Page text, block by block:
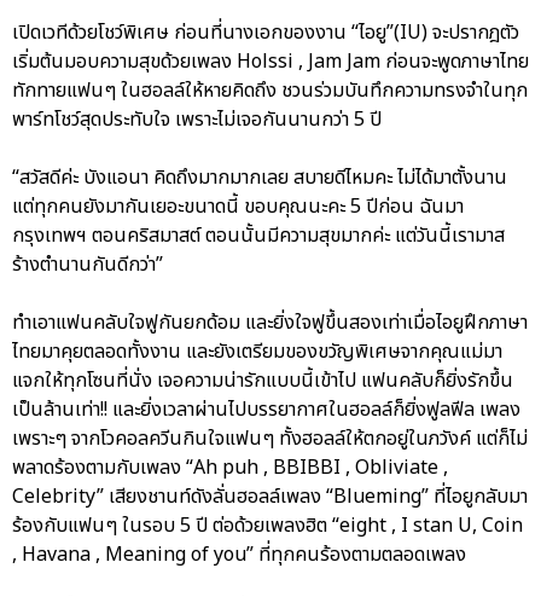
เปิดเวทีด้วยโชว์พิเศษ ก่อนที่นางเอกของงาน “ไอยู”(IU) จะปรากฎตัว
เริ่มต้นมอบความสุขด้วยเพลง Holssi , Jam Jam ก่อนจะพูดภาษาไทย
ทักทายแฟนๆ ในฮอลล์ให้หายคิดถึง ชวนร่วมบันทึกความทรงจำในทุก
พาร์ทโชว์สุดประทับใจ เพราะไม่เจอกันนานกว่า 5 ปี
“สวัสดีค่ะ บังแอนา คิดถึงมากมากเลย สบายดีไหมคะ ไม่ได้มาตั้งนาน
แต่ทุกคนยังมากันเยอะขนาดนี้ ขอบคุณนะคะ 5 ปีก่อน ฉันมา
กรุงเทพฯ ตอนคริสมาสต์ ตอนนั้นมีความสุขมากค่ะ แต่วันนี้เรามาส
ร้างตำนานกันดีกว่า”
ทำเอาแฟนคลับใจฟูกันยกด้อม และยิ่งใจฟูขึ้นสองเท่าเมื่อไอยูฝึกภาษา
ไทยมาคุยตลอดทั้งงาน และยังเตรียมของขวัญพิเศษจากคุณแม่มา
แจกให้ทุกโซนที่นั่ง เจอความน่ารักแบบนี้เข้าไป แฟนคลับก็ยิ่งรักขึ้น
เป็นล้านเท่า!! และยิ่งเวลาผ่านไปบรรยากาศในฮอลล์ก็ยิ่งฟูลฟีล เพลง
เพราะๆ จากโวคอลควีนกินใจแฟนๆ ทั้งฮอลล์ให้ตกอยู่ในภวังค์ แต่ก็ไม่
พลาดร้องตามกับเพลง “Ah puh , BBIBBI , Obliviate ,
Celebrity” เสียงชานท์ดังลั่นฮอลล์เพลง “Blueming” ที่ไอยูกลับมา
ร้องกับแฟนๆ ในรอบ 5 ปี ต่อด้วยเพลงฮิต “eight , I stan U, Coin
, Havana , Meaning of you” ที่ทุกคนร้องตามตลอดเพลง